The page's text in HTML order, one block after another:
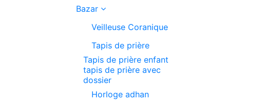
Bazar
Veilleuse Coranique
Tapis de prière
Tapis de prière enfant
tapis de prière avec
dossier
Horloge adhan